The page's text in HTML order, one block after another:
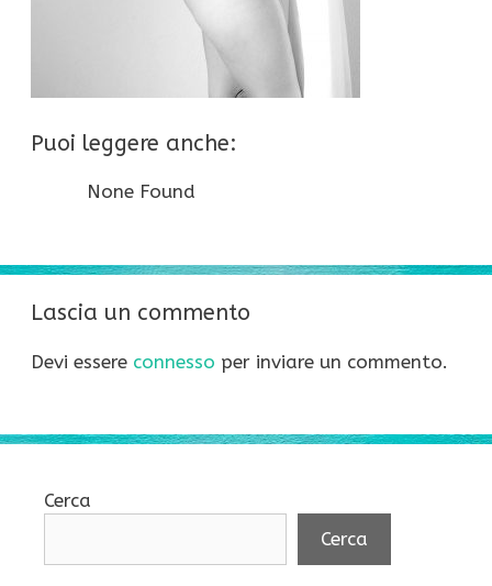
Puoi leggere anche:
None Found
Lascia un commento
Devi essere connesso per inviare un commento.
Cerca
Cerca